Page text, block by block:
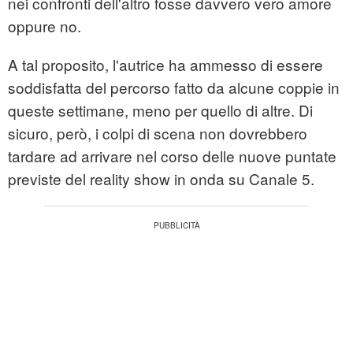
oppure no.
A tal proposito, l'autrice ha ammesso di essere
soddisfatta del percorso fatto da alcune coppie in
queste settimane, meno per quello di altre. Di
sicuro, però, i colpi di scena non dovrebbero
tardare ad arrivare nel corso delle nuove puntate
previste del reality show in onda su Canale 5.